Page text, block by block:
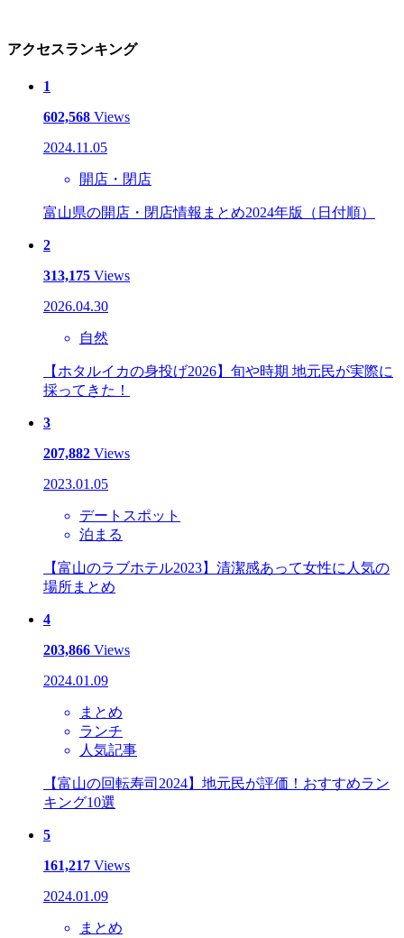
アクセスランキング
1
602,568 Views
2024.11.05
開店・閉店
富山県の開店・閉店情報まとめ2024年版（日付順）
2
313,175 Views
2026.04.30
自然
【ホタルイカの身投げ2026】旬や時期 地元民が実際に
採ってきた！
3
207,882 Views
2023.01.05
デートスポット
泊まる
【富山のラブホテル2023】清潔感あって女性に人気の
場所まとめ
4
203,866 Views
2024.01.09
まとめ
ランチ
人気記事
【富山の回転寿司2024】地元民が評価！おすすめラン
キング10選
5
161,217 Views
2024.01.09
まとめ